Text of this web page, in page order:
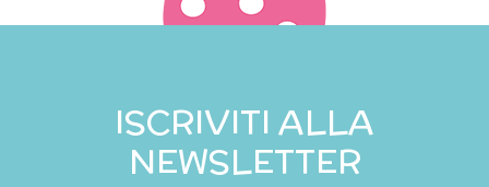
ISCRIVITI ALLA
NEWSLETTER